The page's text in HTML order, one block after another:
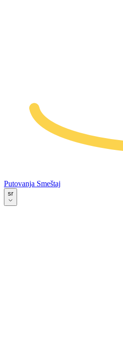
Putovanja Smeštaj
sr